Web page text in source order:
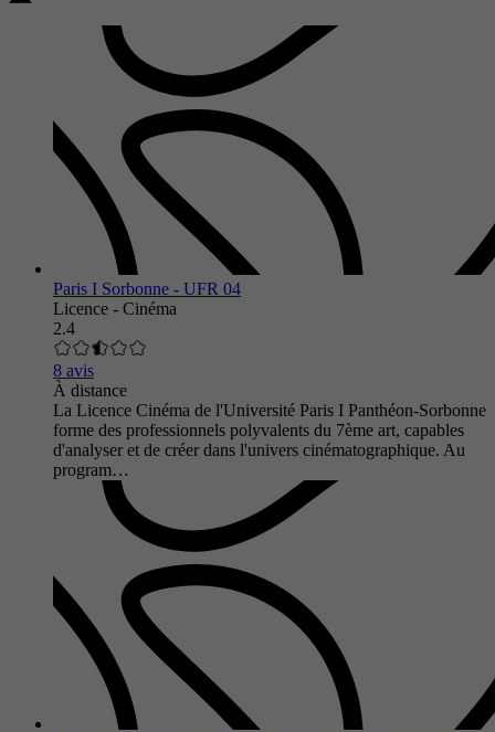
Paris I Sorbonne - UFR 04
Licence - Cinéma
2.4
8 avis
À distance
La Licence Cinéma de l'Université Paris I Panthéon-Sorbonne
forme des professionnels polyvalents du 7ème art, capables
d'analyser et de créer dans l'univers cinématographique. Au
program…